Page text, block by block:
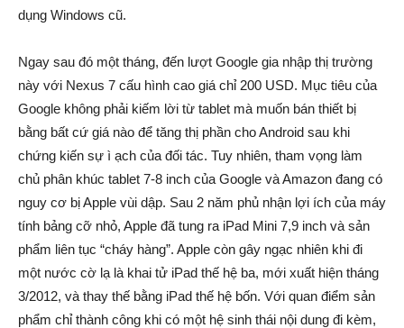
dụng Windows cũ.
Ngay sau đó một tháng, đến lượt Google gia nhập thị trường
này với Nexus 7 cấu hình cao giá chỉ 200 USD. Mục tiêu của
Google không phải kiếm lời từ tablet mà muốn bán thiết bị
bằng bất cứ giá nào để tăng thị phần cho Android sau khi
chứng kiến sự ì ạch của đối tác. Tuy nhiên, tham vọng làm
chủ phân khúc tablet 7-8 inch của Google và Amazon đang có
nguy cơ bị Apple vùi dập. Sau 2 năm phủ nhận lợi ích của máy
tính bảng cỡ nhỏ, Apple đã tung ra iPad Mini 7,9 inch và sản
phẩm liên tục “cháy hàng”. Apple còn gây ngạc nhiên khi đi
một nước cờ lạ là khai tử iPad thế hệ ba, mới xuất hiện tháng
3/2012, và thay thế bằng iPad thế hệ bốn. Với quan điểm sản
phẩm chỉ thành công khi có một hệ sinh thái nội dung đi kèm,